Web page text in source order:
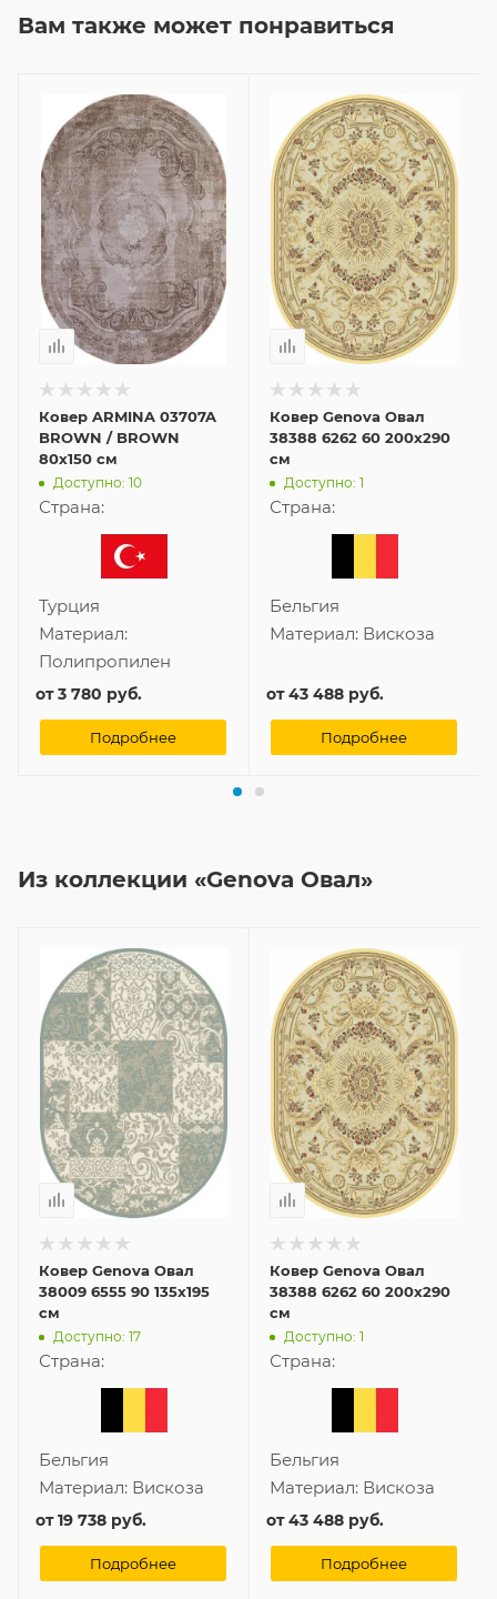
Вам также может понравиться
Ковер ARMINA 03707A
BROWN / BROWN
80x150 см
Доступно: 10
Страна:
Турция
Материал:
Полипропилен
от3 780 руб.
Подробнее
Ковер Genova Овал
38388 6262 60 200x290
см
Доступно: 1
Страна:
Бельгия
Материал: Вискоза
от43 488 руб.
Подробнее
Из коллекции «Genova Овал»
Ковер Genova Овал
38009 6555 90 135x195
см
Доступно: 17
Страна:
Бельгия
Материал: Вискоза
от19 738 руб.
Подробнее
Ковер Genova Овал
38388 6262 60 200x290
см
Доступно: 1
Страна:
Бельгия
Материал: Вискоза
от43 488 руб.
Подробнее